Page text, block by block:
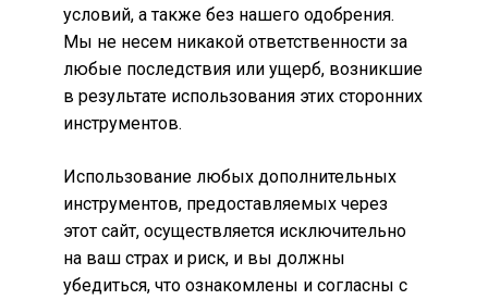
условий, а также без нашего одобрения.
Мы не несем никакой ответственности за
любые последствия или ущерб, возникшие
в результате использования этих сторонних
инструментов.
Использование любых дополнительных
инструментов, предоставляемых через
этот сайт, осуществляется исключительно
на ваш страх и риск, и вы должны
убедиться, что ознакомлены и согласны с